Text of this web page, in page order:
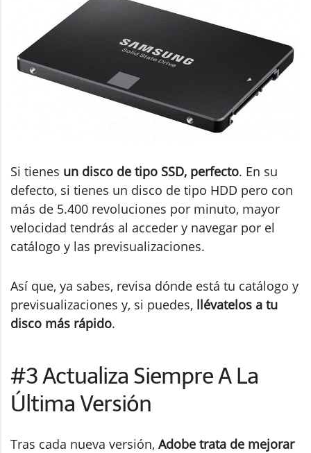
Si tienes un disco de tipo SSD, perfecto. En su
defecto, si tienes un disco de tipo HDD pero con
más de 5.400 revoluciones por minuto, mayor
velocidad tendrás al acceder y navegar por el
catálogo y las previsualizaciones.
Así que, ya sabes, revisa dónde está tu catálogo y
previsualizaciones y, si puedes, llévatelos a tu
disco más rápido.
#3 Actualiza Siempre A La
Última Versión
Tras cada nueva versión, Adobe trata de mejorar